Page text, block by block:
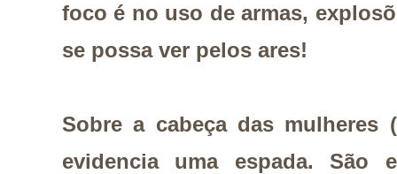
foco é no uso de armas,
se possa ver pelos ares!
Sobre a cabeça das
evidencia uma espada. São